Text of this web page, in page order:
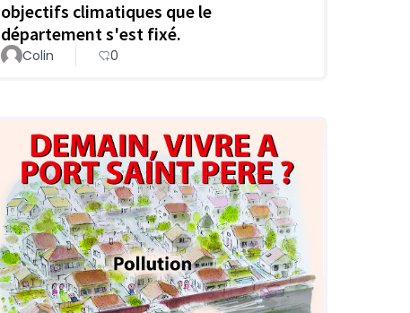
objectifs climatiques que le
département s'est fixé.
Colin 0